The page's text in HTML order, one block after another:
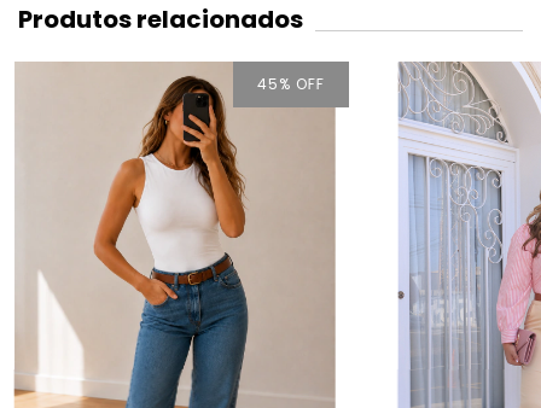
Produtos relacionados
45% OFF